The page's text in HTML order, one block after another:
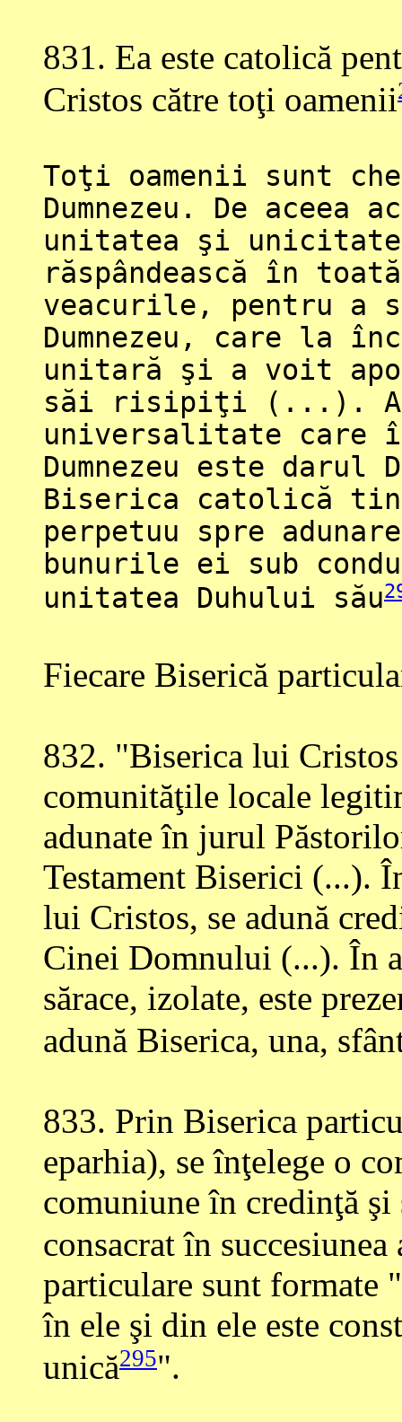
831. Ea este catolică
Cristos către toţi oamenii
Toţi oamenii sunt
Dumnezeu. De aceea
unitatea şi
răspândească în
veacurile, pentru a
Dumnezeu, care la
unitară şi a voit
săi risipiţi (...).
universalitate care
Dumnezeu este
Biserica catolică
perpetuu spre
bunurile ei sub
unitatea Duhului său
Fiecare Biserică
832. "Biserica lui Cristos
comunităţile locale
adunate în jurul
Testament Biserici (...).
lui Cristos, se adună
Cinei Domnului (...). În
sărace, izolate, este
adună Biserica, una,
833. Prin Biserica
eparhia), se înţelege o
comuniune în credinţă
consacrat în succesiunea
particulare sunt formate
în ele şi din ele este
unică295".